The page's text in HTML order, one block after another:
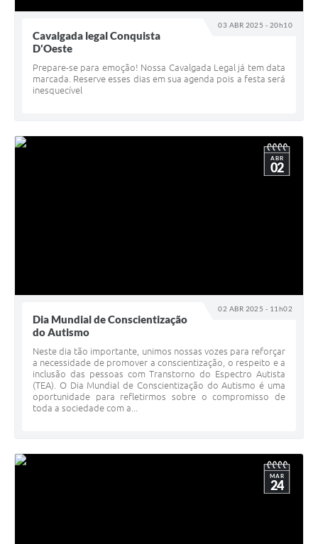
03 ABR 2025 - 20h10
Cavalgada legal Conquista
D'Oeste
Prepare-se para emoção! Nossa Cavalgada Legal já tem data
marcada. Reserve esses dias em sua agenda pois a festa será
inesquecível
02 ABR 2025 - 11h02
ABR
02
Dia Mundial de Conscientização
do Autismo
Neste dia tão importante, unimos nossas vozes para reforçar
a necessidade de promover a conscientização, o respeito e a
inclusão das pessoas com Transtorno do Espectro Autista
(TEA). O Dia Mundial de Conscientização do Autismo é uma
oportunidade para refletirmos sobre o compromisso de
toda a sociedade com a...
MAR
24